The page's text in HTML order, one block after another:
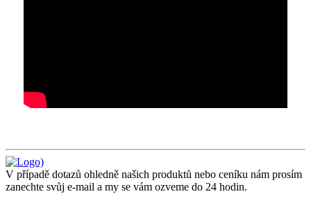
V případě dotazů ohledně našich produktů nebo ceníku nám prosím
zanechte svůj e-mail a my se vám ozveme do 24 hodin.